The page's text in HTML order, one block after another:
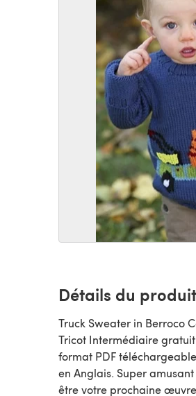
Détails du produit
Truck Sweater in Berroco
Tricot Intermédiaire gratuit par Berroco, disponible au
format PDF
en Anglais. Super
être votre prochaine